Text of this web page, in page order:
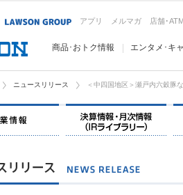
アプリ メルマガ 店舗･
商品･おトク情報 エンタメ･キ
ニュースリリース ＜中四国地区＞瀬戸内六穀豚
企業情報